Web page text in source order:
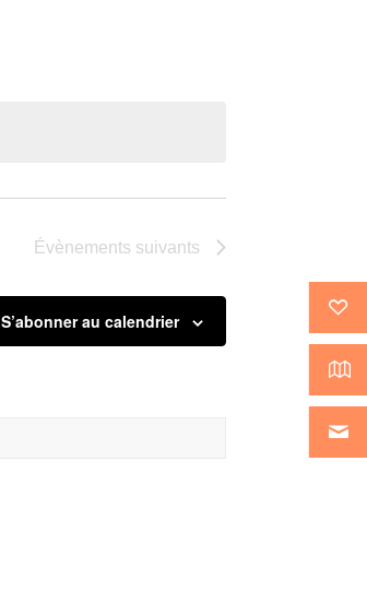
Évènements suivants
S’abonner au calendrier